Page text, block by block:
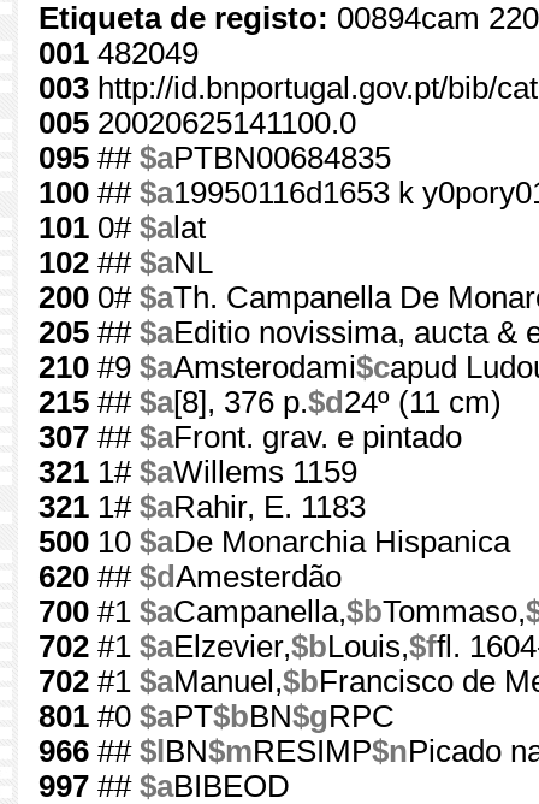
Etiqueta de registo: 00894cam
001 482049
003 http://id.bnportugal.gov.pt/bib/
005 20020625141100.0
095 ## $aPTBN00684835
100 ## $a19950116d1653 k
101 0# $alat
102 ## $aNL
200 0# $aTh. Campanella De
205 ## $aEditio novissima, aucta &
210 #9 $aAmsterodami$capud
215 ## $a[8], 376 p.$d 24º (11 cm)
307 ## $aFront. grav. e pintado
321 1# $aWillems 1159
321 1# $aRahir, E. 1183
500 10 $aDe Monarchia Hispanica
620 ## $dAmesterdão
700 #1 $aCampanella,$bTommaso,
702 #1 $aElzevier,$bLouis,$ffl.
702 #1 $aManuel,$bFrancisco de
801 #0 $aPT$bBN$gRPC
966 ## $l BN$mRESIMP$nPicado
997 ## $aBIBEOD